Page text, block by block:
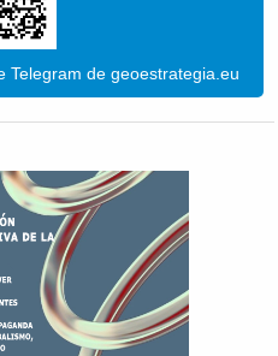
Telegram de geoestrategia.eu